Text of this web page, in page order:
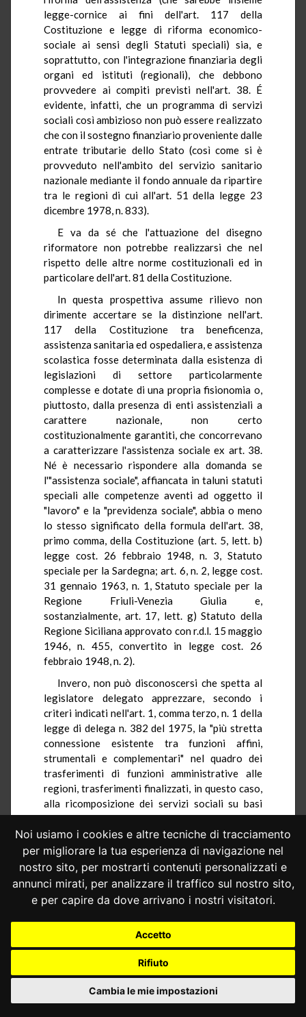
Noi usiamo i cookies e altre tecniche di tracciamento
per migliorare la tua esperienza di navigazione nel
nostro sito, per mostrarti contenuti personalizzati e
annunci mirati, per analizzare il traffico sul nostro sito,
e per capire da dove arrivano i nostri visitatori.
Accetto
Rifiuto
Cambia le mie impostazioni
legge-cornice ai fini dell'art. 117 della
Costituzione e legge di riforma economico-
sociale ai sensi degli Statuti speciali) sia, e
soprattutto, con l'integrazione finanziaria degli
organi ed istituti (regionali), che debbono
provvedere ai compiti previsti nell'art. 38. É
evidente, infatti, che un programma di servizi
sociali così ambizioso non può essere realizzato
che con il sostegno finanziario proveniente dalle
entrate tributarie dello Stato (così come si è
provveduto nell'ambito del servizio sanitario
nazionale mediante il fondo annuale da ripartire
tra le regioni di cui all'art. 51 della legge 23
dicembre 1978, n. 833).
E va da sé che l'attuazione del disegno
riformatore non potrebbe realizzarsi che nel
rispetto delle altre norme costituzionali ed in
particolare dell'art. 81 della Costituzione.
In questa prospettiva assume rilievo non
dirimente accertare se la distinzione nell'art.
117 della Costituzione tra beneficenza,
assistenza sanitaria ed ospedaliera, e assistenza
scolastica fosse determinata dalla esistenza di
legislazioni di settore particolarmente
complesse e dotate di una propria fisionomia o,
piuttosto, dalla presenza di enti assistenziali a
carattere nazionale, non certo
costituzionalmente garantiti, che concorrevano
a caratterizzare l'assistenza sociale ex art. 38.
Né è necessario rispondere alla domanda se
l'"assistenza sociale", affiancata in taluni statuti
speciali alle competenze aventi ad oggetto il
"lavoro" e la "previdenza sociale", abbia o meno
lo stesso significato della formula dell'art. 38,
primo comma, della Costituzione (art. 5, lett. b)
legge cost. 26 febbraio 1948, n. 3, Statuto
speciale per la Sardegna; art. 6, n. 2, legge cost.
31 gennaio 1963, n. 1, Statuto speciale per la
Regione Friuli-Venezia Giulia e,
sostanzialmente, art. 17, lett. g) Statuto della
Regione Siciliana approvato con r.d.l. 15 maggio
1946, n. 455, convertito in legge cost. 26
febbraio 1948, n. 2).
Invero, non può disconoscersi che spetta al
legislatore delegato apprezzare, secondo i
criteri indicati nell'art. 1, comma terzo, n. 1 della
legge di delega n. 382 del 1975, la "più stretta
connessione esistente tra funzioni affini,
strumentali e complementari" nel quadro dei
trasferimenti di funzioni amministrative alle
regioni, trasferimenti finalizzati, in questo caso,
alla ricomposizione dei servizi sociali su basi
territoriali.
Conclusivamente, l'art. 22 ex d.P.R. n. 616 del
1977 non viola gli artt. 117 e 118 perchè non
eccede i limiti della materia intesa nel quadro
della legislazione vigente, avuto riguardo al
concetto di "beneficenza pubblica", quale fu
trasferimento alle regioni delle funzioni relative
(sentenza n. 89 del 1977).
4. - É chiaro come nell'iniziativa riformatrice
non trovi favore la sopravvivenza di enti